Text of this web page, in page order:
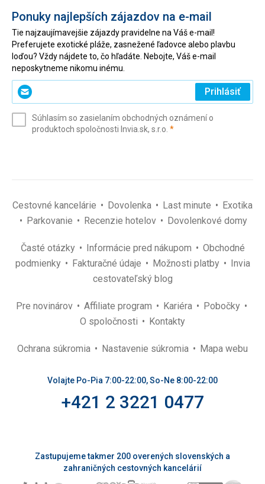
Ponuky najlepších zájazdov na e-mail
Tie najzaujímavejšie zájazdy pravidelne na Váš e-mail!
Preferujete exotické pláže, zasnežené ľadovce alebo plavbu
loďou? Vždy nájdete to, čo hľadáte. Nebojte, Váš e-mail
neposkytneme nikomu inému.
Zadajte
svoj
(povinné)
Prihlásiť
Súhlasím so zasielaním obchodných oznámení o
produktoch spoločnosti Invia.sk, s.r.o. *(povinné)
Cestovné kancelárie Dovolenka Last minute
Exotika
Parkovanie
Recenzie hotelov Dovolenkové domy
Časté otázky Informácie pred nákupom
Obchodné
podmienky
Fakturačné údaje Možnosti platby
Invia
cestovateľský blog
Pre novinárov Affiliate program Kariéra
Pobočky
O spoločnosti
Kontakty
Ochrana súkromia Nastavenie súkromia Mapa webu
Volajte Po-Pia 7:00-22:00, So-Ne 8:00-22:00
+421 2 3221 0477
Zastupujeme takmer 200 overených slovenských a
zahraničných cestovných kancelárií